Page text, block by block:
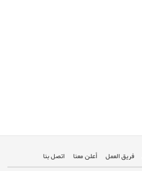
فريق العمل أعلن معنا اتصل بنا